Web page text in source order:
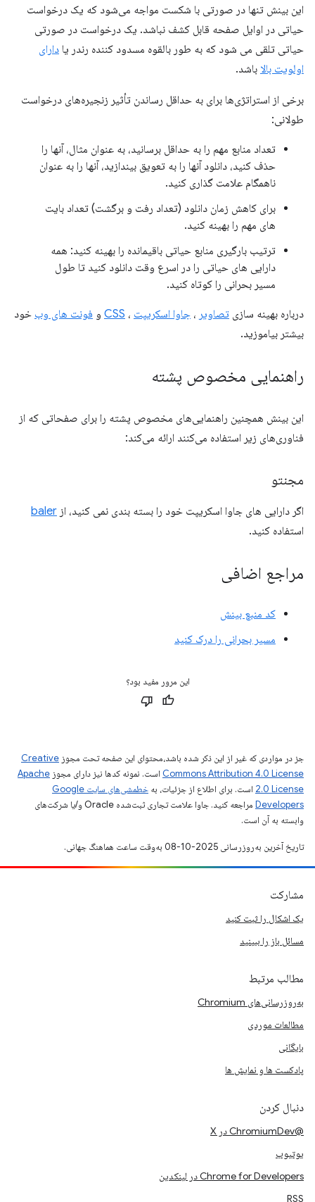
این بینش تنها در صورتی با شکست مواجه می‌شود که یک درخواست
حیاتی در اوایل صفحه قابل کشف نباشد. یک درخواست در صورتی
حیاتی تلقی می شود که به طور بالقوه مسدود کننده رندر یا دارای
اولویت بالا باشد.
برخی از استراتژی‌ها برای به حداقل رساندن تأثیر زنجیره‌های درخواست
طولانی:
تعداد منابع مهم را به حداقل برسانید، به عنوان مثال، آنها را
حذف کنید، دانلود آنها را به تعویق بیندازید، آنها را به عنوان
ناهمگام علامت گذاری کنید.
برای کاهش زمان دانلود (تعداد رفت و برگشت) تعداد بایت
های مهم را بهینه کنید.
ترتیب بارگیری منابع حیاتی باقیمانده را بهینه کنید: همه
دارایی های حیاتی را در اسرع وقت دانلود کنید تا طول
مسیر بحرانی را کوتاه کنید.
درباره بهینه سازی تصاویر ، جاوا اسکریپت ، CSS و فونت های وب خود
بیشتر بیاموزید.
راهنمایی مخصوص پشته
این بینش همچنین راهنمایی‌های مخصوص پشته را برای صفحاتی که از
فناوری‌های زیر استفاده می‌کنند ارائه می‌کند:
مجنتو
اگر دارایی های جاوا اسکریپت خود را بسته بندی نمی کنید، از baler
استفاده کنید.
مراجع اضافی
کد منبع بینش
مسیر بحرانی را درک کنید
این مرور مفید بود؟
جز در مواردی که غیر از این ذکر شده باشد،‌محتوای این صفحه تحت مجوز Creative
Commons Attribution 4.0 License است. نمونه کدها نیز دارای مجوز Apache
2.0 License است. برای اطلاع از جزئیات، به
خطمشی‌های سایت Google
Developers‏
مراجعه کنید. جاوا علامت تجاری ثبت‌شده Oracle و/یا شرکت‌های
وابسته به آن است.
تاریخ آخرین به‌روزرسانی 2025-10-08 به‌وقت ساعت هماهنگ جهانی.
مشارکت
یک اشکال را ثبت کنید
مسائل باز را ببینید
مطالب مرتبط
به‌روزرسانی‌های Chromium
مطالعات موردی
بایگانی
پادکست ها و نمایش ها
دنبال کردن
@ChromiumDev در X
یوتیوب
Chrome for Developers در لینکدین
RSS